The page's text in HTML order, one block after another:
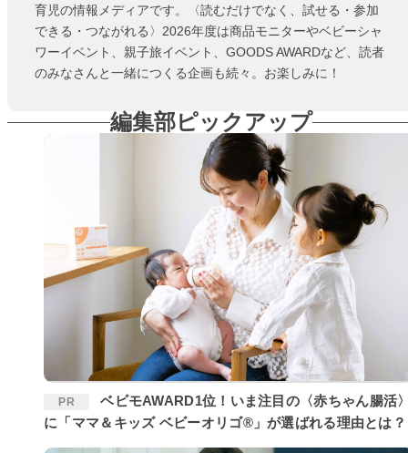
育児の情報メディアです。〈読むだけでなく、試せる・参加
できる・つながれる〉2026年度は商品モニターやベビーシャ
ワーイベント、親子旅イベント、GOODS AWARDなど、読者
のみなさんと一緒につくる企画も続々。お楽しみに！
編集部ピックアップ
PR
ベビモAWARD1位！いま注目の〈赤ちゃん腸活〉
に「ママ＆キッズ ベビーオリゴ®」が選ばれる理由とは？